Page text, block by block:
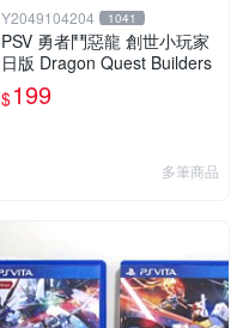
Y2049104204 1041
PSV 勇者鬥惡龍 創世小玩家
日版 Dragon Quest Builders
$199
多筆商品